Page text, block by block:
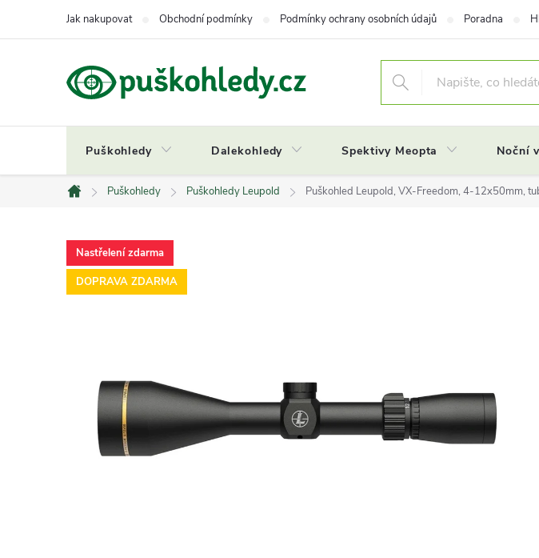
Jak nakupovat Obchodní podmínky Podmínky ochrany osobních údajů Poradna
Puškohledy Dalekohledy Spektivy Meopta Noční
Domů
Puškohledy Puškohledy Leupold Puškohled Leupold, VX-Freedom, 4-12x50mm,
Nastřelení zdarma
DOPRAVA ZDARMA